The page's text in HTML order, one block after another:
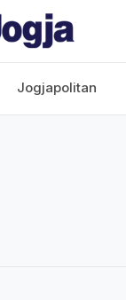
Jogjapolitan